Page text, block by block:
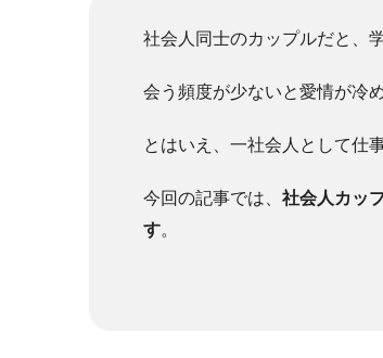
社会人同士のカップルだと、
会う頻度が少ないと愛情が冷
とはいえ、一社会人として仕
今回の記事では、 社会人カッ
す。